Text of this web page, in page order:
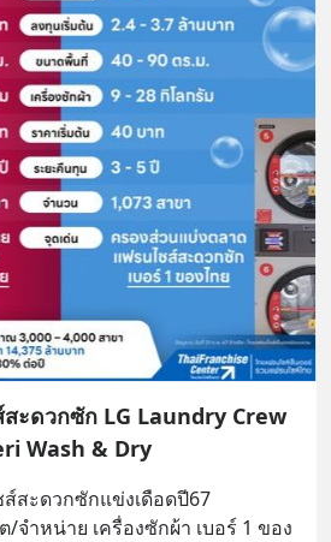
ะดวกซัก LG Laundry Crew
Wash & Dry
สะดวกซักแข่งเดือดปี67
/จำหน่าย เครื่องซักผ้า เบอร์ 1 ของ